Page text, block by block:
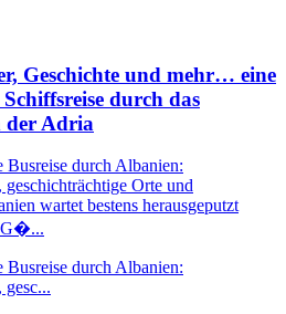
Geschichte und mehr… eine
durch das
der Adria
durch Albanien:
geschichträchtige Orte und
wartet bestens herausgeputzt
G�...
durch Albanien:
gesc...